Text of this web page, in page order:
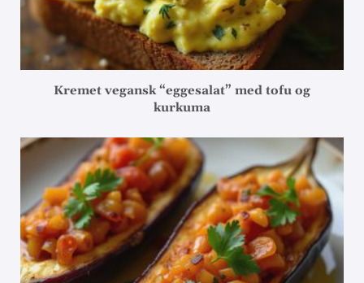
Kremet vegansk “eggesalat” med tofu og
kurkuma